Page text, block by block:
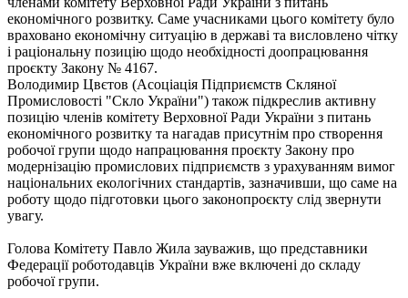
економічного розвитку. Саме учасниками цього комітету було
враховано економічну ситуацію в державі та висловлено чітку
і раціональну позицію щодо необхідності доопрацювання
проєкту Закону № 4167.
Володимир Цвєтов (Асоціація Підприємств Скляної
Промисловості "Скло України") також підкреслив активну
позицію членів комітету Верховної Ради України з питань
економічного розвитку та нагадав присутнім про створення
робочої групи щодо напрацювання проєкту Закону про
модернізацію промислових підприємств з урахуванням вимог
національних екологічних стандартів, зазначивши, що саме на
роботу щодо підготовки цього законопроєкту слід звернути
увагу.
Голова Комітету Павло Жила зауважив, що представники
Федерації роботодавців України вже включені до складу
робочої групи.